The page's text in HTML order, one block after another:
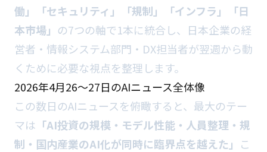
働」「セキュリティ」「規制」「インフラ」「日
本市場」 の7つの軸で1本に統合し、日本企業の経
営者・情報システム部門・DX担当者が翌週から動
くために必要な視点を整理します。
2026年4月26〜27日のAIニュース全体像
この数日のAIニュースを俯瞰すると、最大のテー
マは 「AI投資の規模・モデル性能・人員整理・規
制・国内産業のAI化が同時に臨界点を越えた」 こ